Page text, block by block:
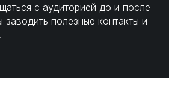
с аудиторией до и после
заводить полезные контакты и